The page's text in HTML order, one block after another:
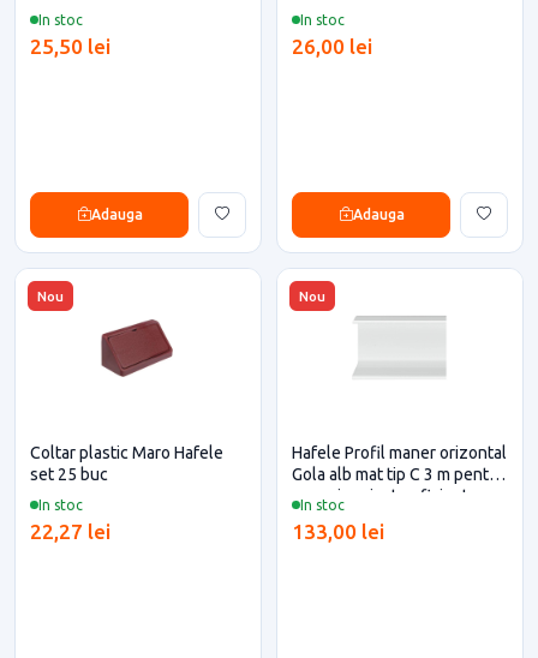
In stoc
25,50 lei
Adauga
In stoc
26,00 lei
Adauga
Nou
In stoc
Coltar plastic Maro Hafele
set 25 buc
22,27 lei
Nou
In stoc
Hafele Profil maner orizontal
Gola alb mat tip C 3 m pentru
casa si proiecte eficiente
133,00 lei